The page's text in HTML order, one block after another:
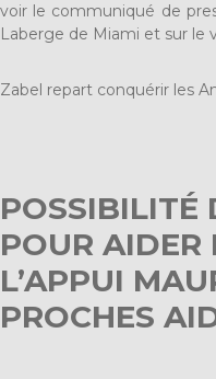
voir le communiqué de
Laberge de Miami et sur le
Zabel repart conquérir les
POSSIBILITÉ
POUR AIDER
L’APPUI
PROCHES